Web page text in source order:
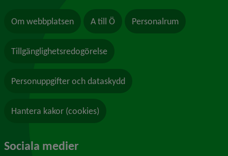
Om webbplatsen A till Ö Personalrum
Tillgänglighetsredogörelse
Personuppgifter och dataskydd
Hantera kakor (cookies)
Sociala medier